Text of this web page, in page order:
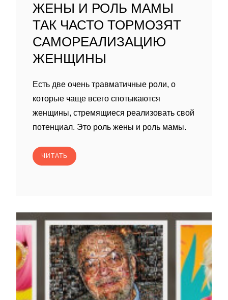
ЖЕНЫ И РОЛЬ МАМЫ
ТАК ЧАСТО ТОРМОЗЯТ
САМОРЕАЛИЗАЦИЮ
ЖЕНЩИНЫ
Есть две очень травматичные роли, о
которые чаще всего спотыкаются
женщины, стремящиеся реализовать свой
потенциал. Это роль жены и роль мамы.
ЧИТАТЬ